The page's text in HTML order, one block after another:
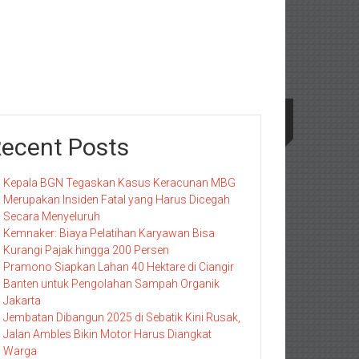
Posts
Kepala BGN Tegaskan Kasus Keracunan MBG
Merupakan Insiden Fatal yang Harus Dicegah
Secara Menyeluruh
Kemnaker: Biaya Pelatihan Karyawan Bisa
Kurangi Pajak hingga 200 Persen
Pramono Siapkan Lahan 40 Hektare di Ciangir
Banten untuk Pengolahan Sampah Organik
Jakarta
Jembatan Dibangun 2025 di Sebatik Kini Rusak,
Jalan Ambles Bikin Motor Harus Diangkat
Warga